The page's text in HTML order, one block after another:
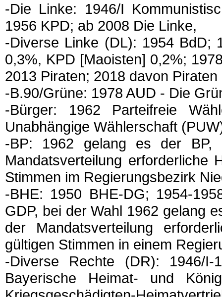
-Die Linke: 1946/I
1956 KPD; ab 2008 Die Linke,
-Diverse Linke (DL): 1954 BdD;
0,3%, KPD [Maoisten] 0,2%;
2013 Piraten; 2018 davon
-B.90/Grüne: 1978 AUD - Die
-Bürger: 1962 Parteifreie
Unabhängige Wählerschaft
-BP: 1962 gelang es der BP,
Mandatsverteilung erforderliche
Stimmen im Regierungsbezirk
-BHE: 1950 BHE-DG; 1954-
GDP, bei der Wahl 1962 gelang
der Mandatsverteilung
gültigen Stimmen in einem
-Diverse Rechte (DR): 1946/
Bayerische Heimat- und